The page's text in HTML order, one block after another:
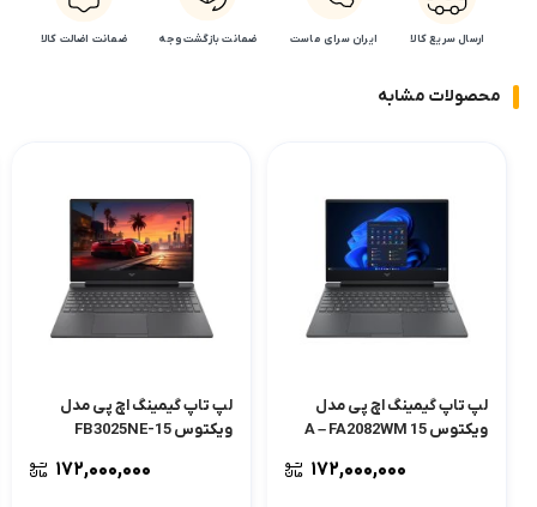
ارسال سریع کالا ایران سرای ماست ضمانت بازگشت وجه ضمانت اضالت کالا
محصولات مشابه
لپ تاپ گیمینگ اچ پی مدل
ویکتوس 15 A – FA2082WM
۱۷۲,۰۰۰,۰۰۰
لپ تاپ گیمینگ اچ پی مدل
ویکتوس 15-FB3025NE
۱۷۲,۰۰۰,۰۰۰